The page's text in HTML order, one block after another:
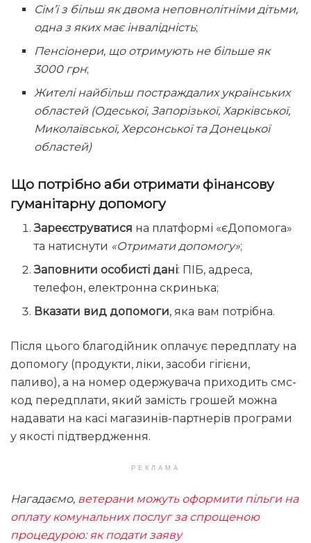
Сім’ї з більш як двома неповнолітніми дітьми,
одна з яких має інвалідність;
Пенсіонери, що отримують не більше як
3000 грн;
Жителі найбільш постраждалих українських
областей (Одеської, Запорізької, Харківської,
Миколаївської, Херсонської та Донецької
областей)
Що потрібно аби отримати фінансову
гуманітарну допомогу
Зареєструватися на платформі «єДопомога»
та натиснути «Отримати допомогу»;
Заповнити особисті дані: ПІБ, адреса,
телефон, електронна скринька;
Вказати вид допомоги, яка вам потрібна.
Після цього благодійник оплачує передплату на
допомогу (продукти, ліки, засоби гігієни,
паливо), а на номер одержувача приходить смс-
код передплати, який замість грошей можна
надавати на касі магазинів-партнерів програми
у якості підтвердження.
РЕКЛАМА
Нагадаємо, ветерани можуть оформити пільги на
оплату комунальних послуг за спрощеною
процедурою: як подати заяву